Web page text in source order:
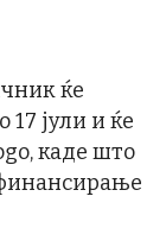
ќе
јули и ќе
каде што